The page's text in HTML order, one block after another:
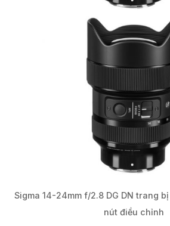
Sigma 14-24mm f/2.8 DG DN trang
nút điều chỉnh